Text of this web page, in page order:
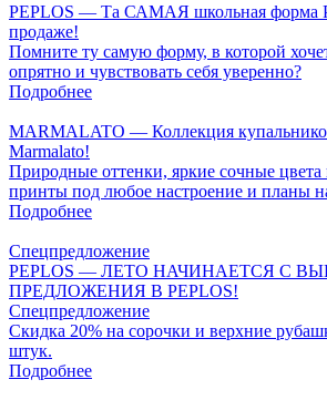
PEPLOS — Та САМАЯ школьная форма
продаже!
Помните ту самую форму, в которой
опрятно и чувствовать себя уверенно?
Подробнее
MARMALATO — Коллекция
Marmalato!
Природные оттенки, яркие сочные цвета
принты под любое настроение и планы
Подробнее
Спецпредложение
PEPLOS — ЛЕТО НАЧИНАЕТСЯ С
ПРЕДЛОЖЕНИЯ В PEPLOS!
Спецпредложение
Скидка 20% на сорочки и верхние
штук.
Подробнее